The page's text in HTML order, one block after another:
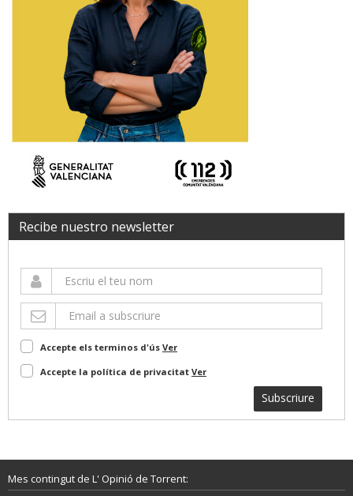
Recibe nuestro newsletter
Accepte els terminos d'ús Ver
Accepte la política de privacitat Ver
Subscriure
Mes contingut de L' Opinió de Torrent: